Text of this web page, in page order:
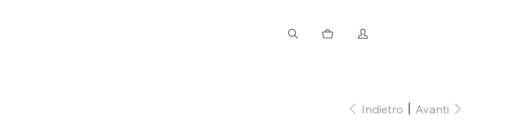
Indietro Avanti